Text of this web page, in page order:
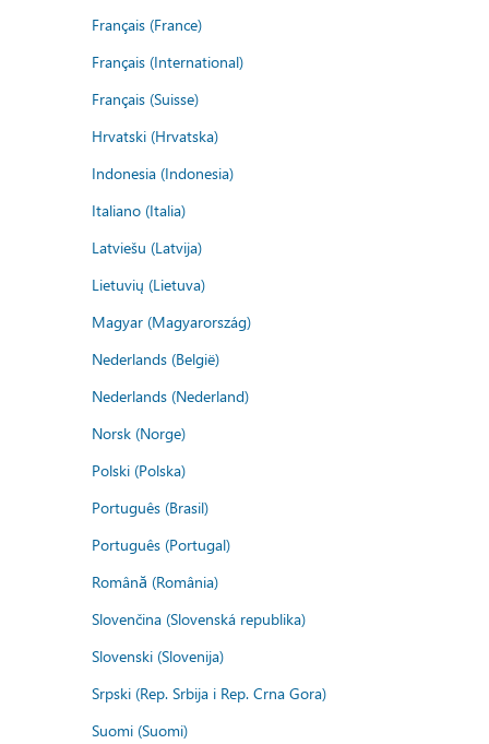
Français (France)
Français (International)
Français (Suisse)
Hrvatski (Hrvatska)
Indonesia (Indonesia)
Italiano (Italia)
Latviešu (Latvija)
Lietuvių (Lietuva)
Magyar (Magyarország)
Nederlands (België)
Nederlands (Nederland)
Norsk (Norge)
Polski (Polska)
Português (Brasil)
Português (Portugal)
Română (România)
Slovenčina (Slovenská republika)
Slovenski (Slovenija)
Srpski (Rep. Srbija i Rep. Crna Gora)
Suomi (Suomi)